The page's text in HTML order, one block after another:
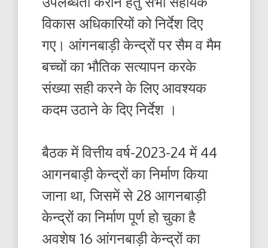
विकास अधिकारियों को निर्देश दिए
गए। आंगनबाड़ी केन्द्रों पर सैम व मैम
बच्चों का भौतिक सत्यापन करके
संख्या सही करने के लिए आवश्यक
कदम उठाने के दिए निर्देश ।
बैठक में वित्तीय वर्ष-2023-24 में 44
आगनबाड़ी केन्द्रों का निर्माण किया
जाना था, जिसमें से 28 आगनबाड़ी
केन्द्रों का निर्माण पूर्ण हो चुका है
अवशेष 16 आंगनबाड़ी केन्द्रों का